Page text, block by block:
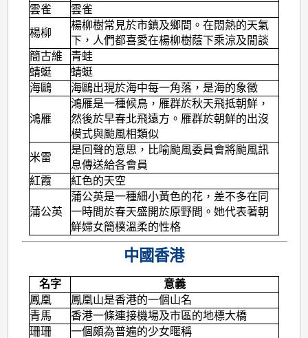
雲雀
雲雀
楊柳
楊柳樹常見於市鎮及鄉間。在悶熱的天氣
下，人們都喜愛在楊柳樹蔭下乘涼及閒談
簡古維
青蛙
蜻蜓
蜻蜓
海鷗
海鷗出現於海中每一角落，是海的象徵
鴻雁
鴻雁是一種候鳥，雁群於秋天飛抵朝鮮，
然後於早春北飛遠方。雁群於朝鮮的出沒
模式與颱風相類似
米雷
是回聲的意思，比喻颱風委員會將颱風訊
息傳送給各會員
紅霞
紅色的天空
蒲公英
蒲公英是一種細小黃色的花，差不多在同
一時間於春天盛開於原野間。她代表著朝
鮮婦女簡樸溫柔的性格
中國香港
名字
意義
鳳凰
鳳凰山是香港的一個山名
青馬
香港一條連接機場及市區的地標大橋
珊珊
一個頗為普遍的少女暱稱